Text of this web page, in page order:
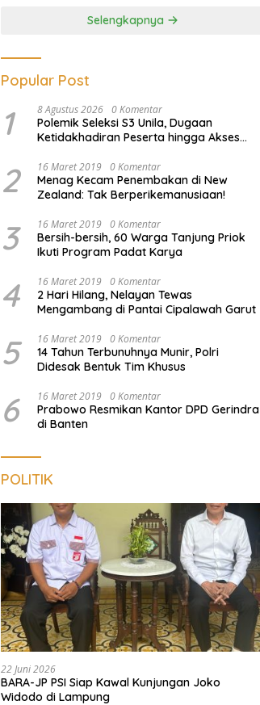
Selengkapnya
Popular Post
1 8 Agustus 2026 0 Komentar
Polemik Seleksi S3 Unila, Dugaan
Ketidakhadiran Peserta hingga Akses
2 16 Maret 2019 0 Komentar
Menag Kecam Penembakan di New
Zealand: Tak Berperikemanusiaan!
3 16 Maret 2019 0 Komentar
Bersih-bersih, 60 Warga Tanjung Priok
Ikuti Program Padat Karya
4 16 Maret 2019 0 Komentar
2 Hari Hilang, Nelayan Tewas
Mengambang di Pantai Cipalawah Garut
5 16 Maret 2019 0 Komentar
14 Tahun Terbunuhnya Munir, Polri
Didesak Bentuk Tim Khusus
6 16 Maret 2019 0 Komentar
Prabowo Resmikan Kantor DPD Gerindra
di Banten
POLITIK
22 Juni 2026
BARA-JP PSI Siap Kawal Kunjungan Joko
Widodo di Lampung